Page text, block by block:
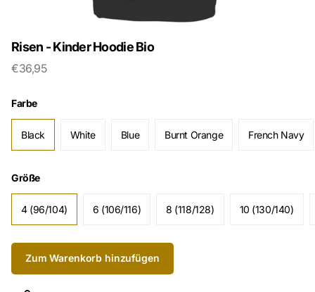
Risen - Kinder Hoodie Bio
€36,95
Farbe
Black White Blue Burnt Orange French Navy
Größe
4 (96/104) 6 (106/116) 8 (118/128) 10 (130/140)
Zum Warenkorb hinzufügen